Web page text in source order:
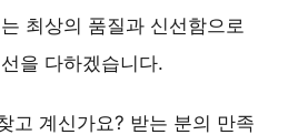
최상의 품질과 신선함으로
을 다하겠습니다.
고 계신가요? 받는 분의 만족